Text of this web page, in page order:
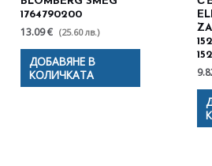
1764790200
13.09 € (25.60 лв.)
ДОБАВЯНЕ В
КОЛИЧКАТА